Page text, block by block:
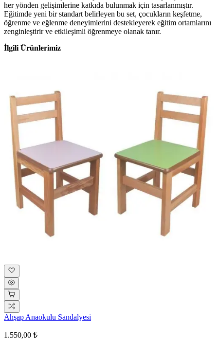
her yönden gelişimlerine katkıda bulunmak için tasarlanmıştır.
Eğitimde yeni bir standart belirleyen bu set, çocukların keşfetme,
öğrenme ve eğlenme deneyimlerini destekleyerek eğitim ortamlarını
zenginleştirir ve etkileşimli öğrenmeye olanak tanır.
İlgili Ürünlerimiz
Ahşap Anaokulu Sandalyesi
1.550,00 ₺